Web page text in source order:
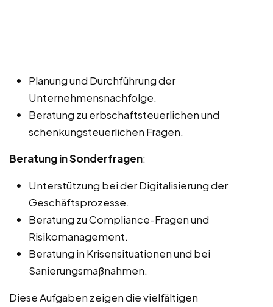
Planung und Durchführung der
Unternehmensnachfolge.
Beratung zu erbschaftsteuerlichen und
schenkungsteuerlichen Fragen.
Beratung in Sonderfragen:
Unterstützung bei der Digitalisierung der
Geschäftsprozesse.
Beratung zu Compliance-Fragen und
Risikomanagement.
Beratung in Krisensituationen und bei
Sanierungsmaßnahmen.
Diese Aufgaben zeigen die vielfältigen